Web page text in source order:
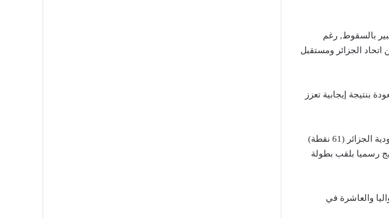
الـ 14 بمجموع (24 ن) مهددا بشكل كبير بالسقوط, رغم
الجزائر ومستقبل
بعدما كانت يطمح للعودة بنتيجة إيجابية تعزز
وتتواصل مباريات الجولة الـ28 يوم غد الجمعة بإجراء أربع مقابلات, أبرزها مواجهة المتصدر مولودية الجزائر (61 نقطة)
التتويج رسميا بلقب بطولة
والعاشرة في